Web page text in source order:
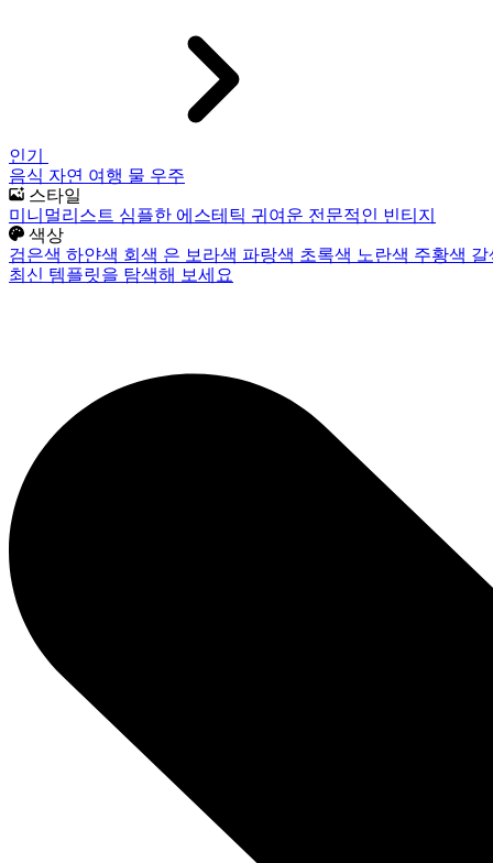
인기
음식 자연 여행 물 우주
스타일
미니멀리스트 심플한 에스테틱 귀여운 전문적인 빈티지
색상
검은색 하얀색 회색 은 보라색 파랑색 초록색 노란색 주황색
최신 템플릿을 탐색해 보세요